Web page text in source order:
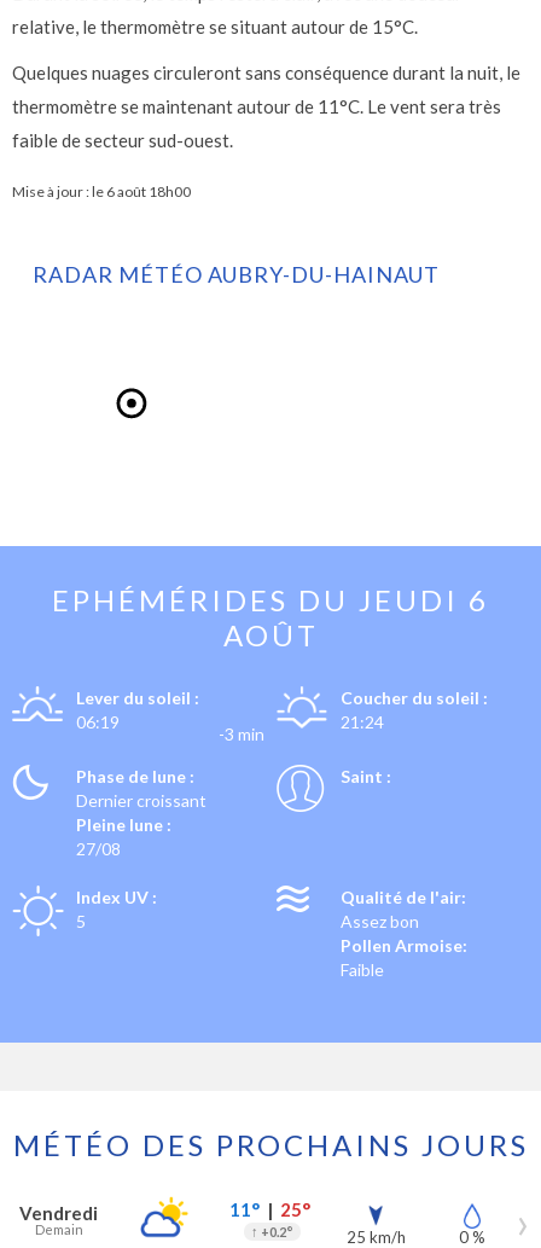
relative, le thermomètre se situant autour de 15°C.
Quelques nuages circuleront sans conséquence durant la nuit, le
thermomètre se maintenant autour de 11°C. Le vent sera très
faible de secteur sud-ouest.
Mise à jour : le 6 août 18h00
RADAR MÉTÉO AUBRY-DU-HAINAUT
EPHÉMÉRIDES DU JEUDI 6
AOÛT
Lever du soleil :
06:19
-3 min
Coucher du soleil :
21:24
Phase de lune :
Dernier croissant
Pleine lune :
27/08
Saint :
Index UV :
5
Qualité de l'air:
Assez bon
Pollen Armoise:
Faible
MÉTÉO DES PROCHAINS JOURS
Prévisions météo à Aubry-du-Hainaut pour les 7 prochains jours
Jour Météo Températures Vent Précipitations
Vendredi
Demain
11°| 25°
↑ +0.2° 25 km/h 0 %